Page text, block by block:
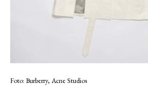
Foto: Burberry, Acne Studios